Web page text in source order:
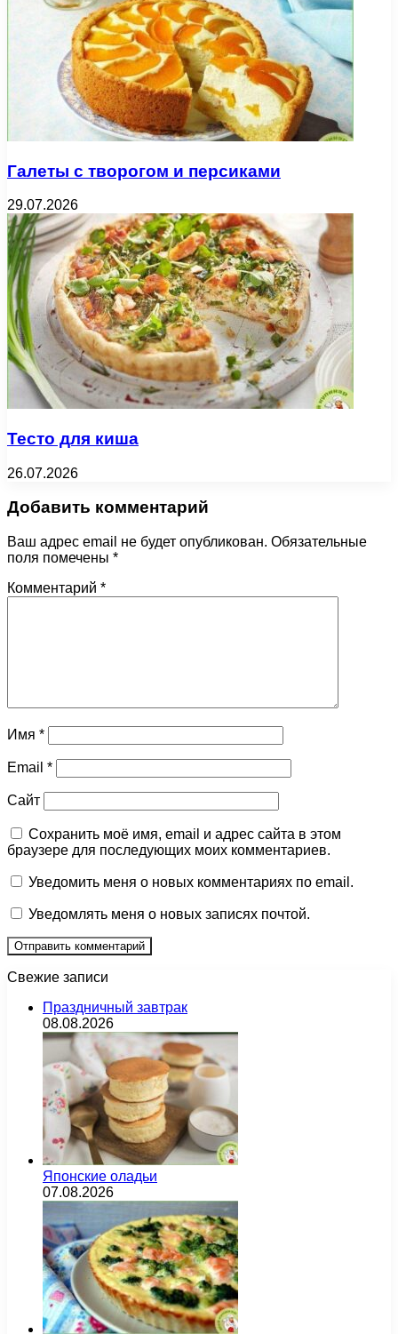
Галеты с творогом и персиками
29.07.2026
Тесто для киша
26.07.2026
Добавить комментарий
Ваш адрес email не будет опубликован. Обязательные
поля помечены *
Комментарий *
Имя *
Email *
Сайт
Сохранить моё имя, email и адрес сайта в этом
браузере для последующих моих комментариев.
Уведомить меня о новых комментариях по email.
Уведомлять меня о новых записях почтой.
Свежие записи
Праздничный завтрак
08.08.2026
Японские оладьи
07.08.2026